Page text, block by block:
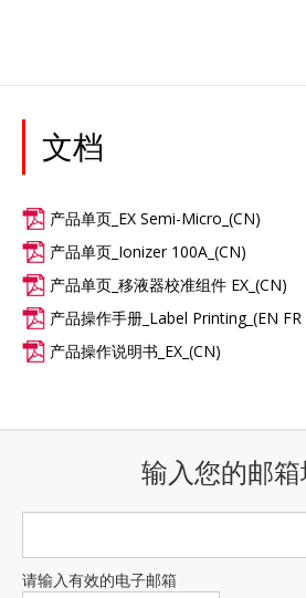
文档
产品单页_EX Semi-Micro_(CN)
产品单页_Ionizer 100A_(CN)
产品单页_移液器校准组件 EX_(CN)
产品操作手册_Label Printing_(EN
产品操作说明书_EX_(CN)
输入您的邮
请输入有效的电子邮箱